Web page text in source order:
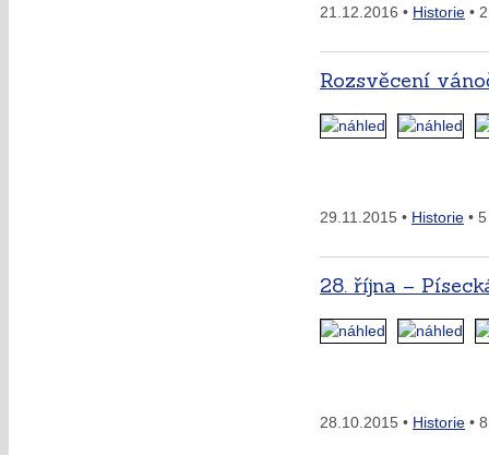
21.12.2016 • Historie •
Rozsvěcení
29.11.2015 • Historie •
28. října –
28.10.2015 • Historie •